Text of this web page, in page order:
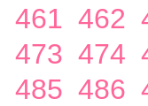
461 462
473 474
485 486